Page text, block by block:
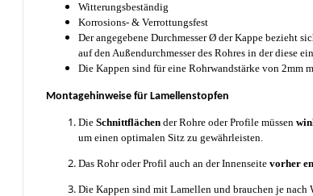
Witterungsbeständig
Korrosions- & Verrottungsfest
Der angegebene Durchmesser Ø der Kappe bezieht
auf den Außendurchmesser des Rohres in der diese
Die Kappen sind für eine Rohrwandstärke von 2mm
Montagehinweise für Lamellenstopfen
Die Schnittflächen der Rohre oder Profile müssen
um einen optimalen Sitz zu gewährleisten.
Das Rohr oder Profil auch an der Innenseite vorher
Die Kappen sind mit Lamellen und brauchen je nach